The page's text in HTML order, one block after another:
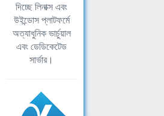
দিচ্ছে লিনাক্স এবং
উইন্ডোস প্লাটফর্মে
অত্যাধুনিক ভার্চুয়াল
এবং ডেডিকেটেড
সার্ভার।